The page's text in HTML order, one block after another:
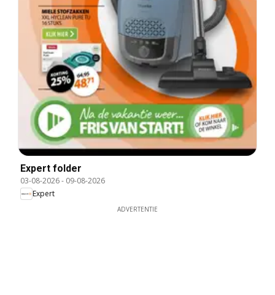
Expert folder
03-08-2026- 09-08-2026
Expert
ADVERTENTIE